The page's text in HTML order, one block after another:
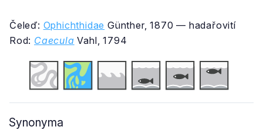
Čeleď: Ophichthidae Günther, 1870 — hadařovití
Rod: Caecula Vahl, 1794
Synonyma